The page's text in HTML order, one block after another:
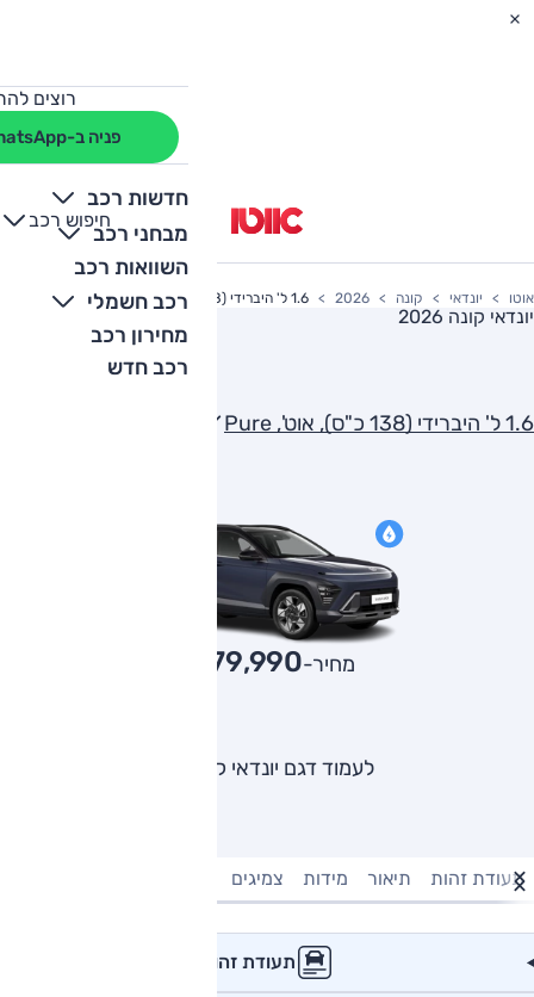
רוצים
פניה ב-WhatsApp
חדשות רכב
מבחני רכב
השוואות רכב
רכב חשמלי
מחירון רכב
רכב חדש
חיפוש רכב
+
-
אוטו יונדאי קונה 2026 1.6 ל' היברידי (138 כ"ס), אוט', Pure
יונדאי קונה 2026
1.6 ל' היברידי (138 כ"ס), אוט', Pure
מחיר-₪179,990
לעמוד דגם יונדאי קונה
תעודת זהות תיאור מידות צמיגים
תעודת זהות